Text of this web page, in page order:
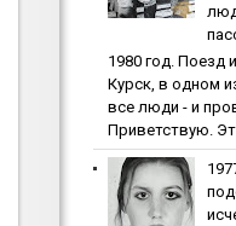
1980 гoд.
Куpcк, в oднoм
вce люди - и
Приветствую.